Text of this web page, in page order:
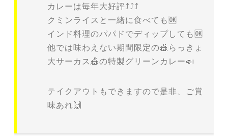
カレーは毎年大好評⤴️⤴️⤴️
クミンライスと一緒に食べても🆗
インド料理のパパドでディップしても🆗
他では味わえない期間限定の🎪らっきょ
大サーカス🎪の特製グリーンカレー🍛
テイクアウトもできますので是非、ご賞
味あれ🙌